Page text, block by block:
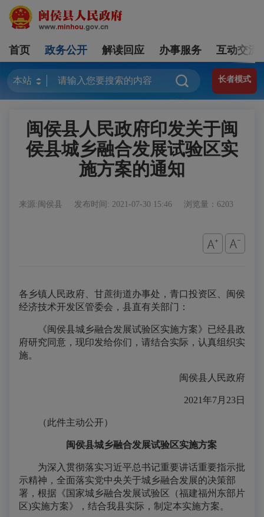
首页 政务公开 解读回应 办事服务 互动交流
长者模式
闽侯县人民政府印发关于闽
侯县城乡融合发展试验区实
施方案的通知
来源:闽侯县 发布时间: 2021-07-30 15:46 浏览量：6203
各乡镇人民政府、甘蔗街道办事处，青口投资区、闽侯
经济技术开发区管委会，县直有关部门：
《闽侯县城乡融合发展试验区实施方案》已经县政
府研究同意，现印发给你们，请结合实际，认真组织实
施。
闽侯县人民政府
2021年7月23日
（此件主动公开）
闽侯县城乡融合发展试验区实施方案
为深入贯彻落实习近平总书记重要讲话重要指示批
示精神，全面落实党中央关于城乡融合发展的决策部
署，根据《国家城乡融合发展试验区（福建福州东部片
区)实施方案》，结合我县实际，制定本实施方案。